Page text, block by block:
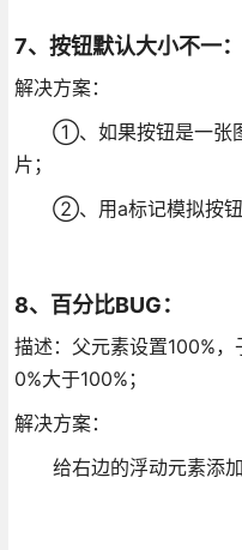
7、按钮默认大小不一：
解决方案：
①、如果按钮是一张图
片；
②、用a标记模拟按钮
8、百分比BUG：
描述：父元素设置100%
0%大于100%；
解决方案：
给右边的浮动元素添加